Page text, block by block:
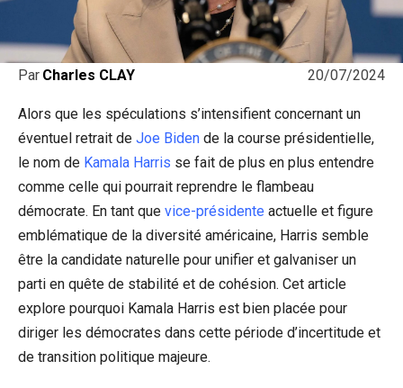
20/07/2024
Par Charles CLAY
Alors que les spéculations s’intensifient concernant un
éventuel retrait de Joe Biden de la course présidentielle,
le nom de Kamala Harris se fait de plus en plus entendre
comme celle qui pourrait reprendre le flambeau
démocrate. En tant que vice-présidente actuelle et figure
emblématique de la diversité américaine, Harris semble
être la candidate naturelle pour unifier et galvaniser un
parti en quête de stabilité et de cohésion. Cet article
explore pourquoi Kamala Harris est bien placée pour
diriger les démocrates dans cette période d’incertitude et
de transition politique majeure.